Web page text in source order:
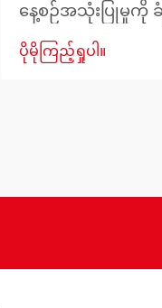
နေ့စဉ်အသုံးပြုမှုကို ခံ
သက်တောင့်သက်သာရှိ
ပိုမိုကြည့်ရှုပါ။